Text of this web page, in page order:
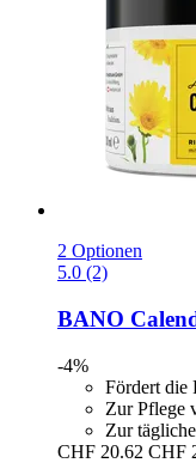
2 Optionen
5.0 (2)
BANO
-4%
Fördert die
Zur Pflege
Zur
CHF 20.62 CHF